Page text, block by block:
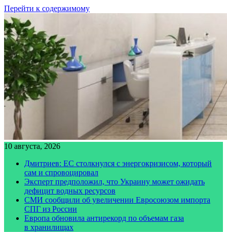
Перейти к содержимому
10 августа, 2026
Дмитриев: ЕС столкнулся с энергокризисом, который
сам и спровоцировал
Эксперт предположил, что Украину может ожидать
дефицит водных ресурсов
СМИ сообщили об увеличении Евросоюзом импорта
СПГ из России
Европа обновила антирекорд по объемам газа
в хранилищах